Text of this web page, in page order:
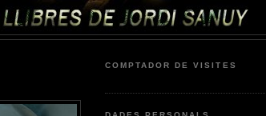
COMPTADOR DE VISITES